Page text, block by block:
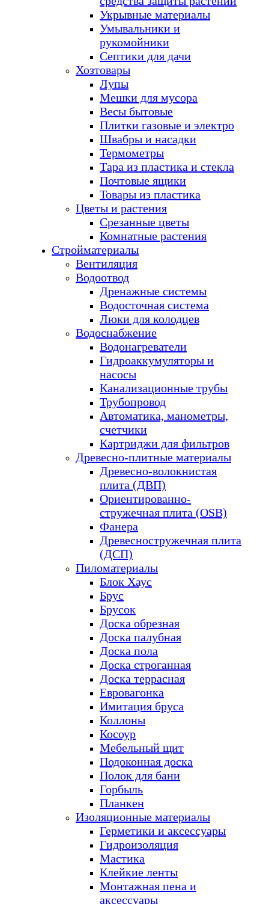
Укрывные материалы
Умывальники и
рукомойники
Септики для дачи
Хозтовары
Лупы
Мешки для мусора
Весы бытовые
Плитки газовые и электро
Швабры и насадки
Термометры
Тара из пластика и стекла
Почтовые ящики
Товары из пластика
Цветы и растения
Срезанные цветы
Комнатные растения
Стройматериалы
Вентиляция
Водоотвод
Дренажные системы
Водосточная система
Люки для колодцев
Водоснабжение
Водонагреватели
Гидроаккумуляторы и
насосы
Канализационные трубы
Трубопровод
Автоматика, манометры,
счетчики
Картриджи для фильтров
Древесно-плитные материалы
Древесно-волокнистая
плита (ДВП)
Ориентированно-
стружечная плита (OSB)
Фанера
Древесностружечная плита
(ДСП)
Пиломатериалы
Блок Хаус
Брус
Брусок
Доска обрезная
Доска палубная
Доска пола
Доска строганная
Доска террасная
Евровагонка
Имитация бруса
Коллоны
Косоур
Мебельный щит
Подоконная доска
Полок для бани
Горбыль
Планкен
Изоляционные материалы
Герметики и аксессуары
Гидроизоляция
Мастика
Клейкие ленты
Монтажная пена и
аксессуары